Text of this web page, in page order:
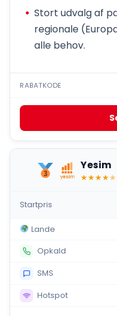
Stort udvalg af
regionale
alle behov.
RABATKODE
Yesim
★★★★★
Startpris
Lande
Opkald
SMS
Hotspot